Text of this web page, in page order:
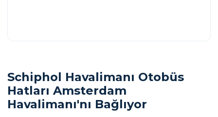
Schiphol Havalimanı Otobüs
Hatları Amsterdam
Havalimanı'nı Bağlıyor